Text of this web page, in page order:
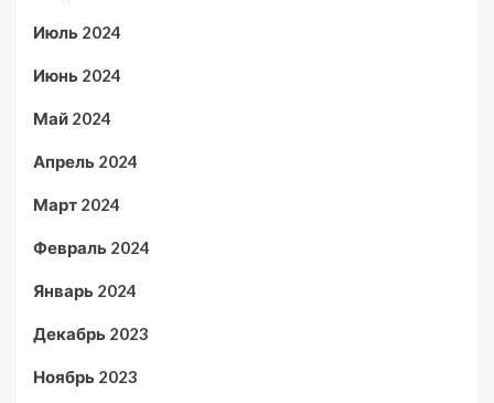
Июль 2024
Июнь 2024
Май 2024
Апрель 2024
Март 2024
Февраль 2024
Январь 2024
Декабрь 2023
Ноябрь 2023